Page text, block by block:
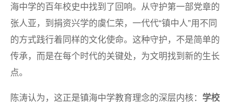
海中学的百年校史中找到了回响。从守护第一部党章的
张人亚，到捐资兴学的虞仁荣，一代代“镇中人”用不同
的方式践行着同样的文化使命。这种守护，不是简单的
传承，而是在每个时代的关键处，为文明找到新的生长
点。
陈涛认为，这正是镇海中学教育理念的深层内核： 学校